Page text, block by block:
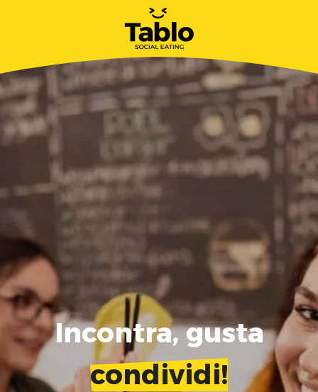
Incontra, gusta
condividi!